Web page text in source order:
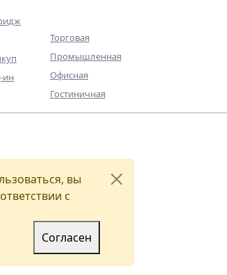
ин
Торговая
Промышленная
Офисная
Гостиничная
Санкт-Петербург, ул. Парадная, д.
офис 357Н
вы
с
Согласен